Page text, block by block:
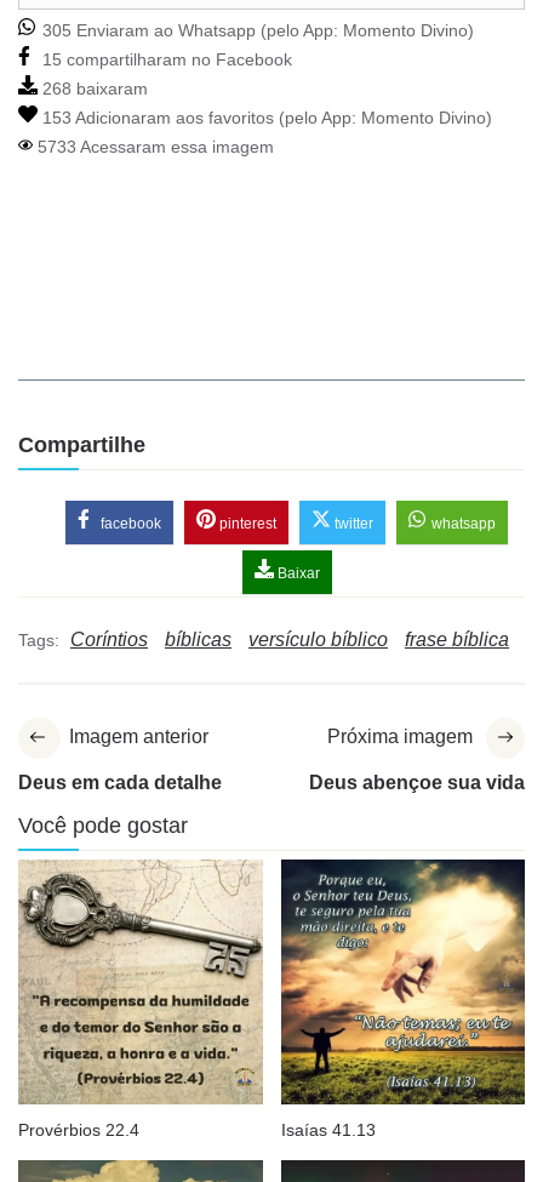
305 Enviaram ao Whatsapp (pelo App: Momento Divino)
15 compartilharam no Facebook
268 baixaram
153 Adicionaram aos favoritos (pelo App: Momento Divino)
5733 Acessaram essa imagem
Compartilhe
facebook pinterest twitter whatsapp
Baixar
Tags: Coríntios bíblicas versículo bíblico frase bíblica
Imagem anterior
Deus em cada detalhe
Próxima imagem
Deus abençoe sua vida
Você pode gostar
Provérbios 22.4 Isaías 41.13